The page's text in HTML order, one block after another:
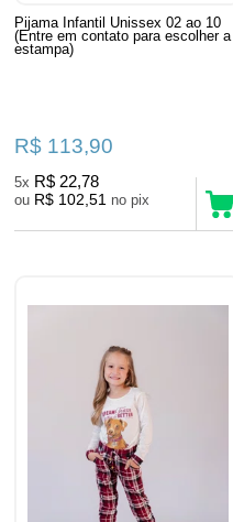
Pijama Infantil Unissex 02 ao 10
(Entre em contato para escolher a
estampa)
R$ 113,90
5x R$ 22,78
ou R$ 102,51 no pix